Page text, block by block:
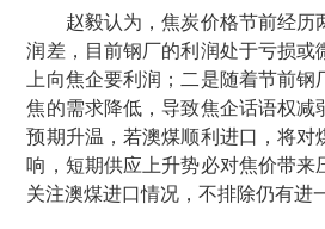
赵毅认为，焦炭价格节前经历
润差，目前钢厂的利润处于亏损或
上向焦企要利润；二是随着节前钢
焦的需求降低，导致焦企话语权减
预期升温，若澳煤顺利进口，将对
响，短期供应上升势必对焦价带来
关注澳煤进口情况，不排除仍有进